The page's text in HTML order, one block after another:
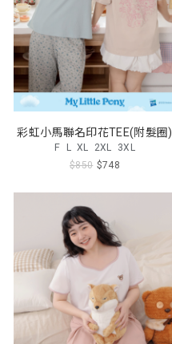
彩虹小馬聯名印花TEE(附髮圈)
F L XL 2XL 3XL
$850 $748